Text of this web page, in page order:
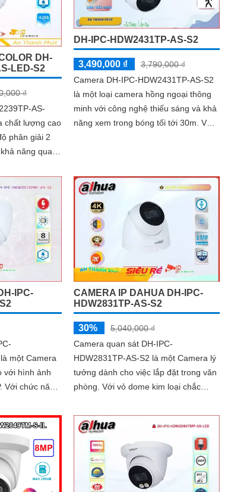
DH-
LED-S2
₫
AS-
chất lượng cao
năng quan
hơn nữa
DH-IPC-HDW2431TP-AS-S2
3,490,000 ₫
3,790,000 ₫
Camera DH-IPC-HDW2431TP-AS-S2
là một loại camera hồng ngoại thông
minh với công nghệ thiếu sáng và khả
năng xem trong bóng tối tới 30m. Với
IPC-
một Camera
với hình ảnh
CAMERA IP DAHUA DH-IPC-
HDW2831TP-AS-S2
30%
5,040,000 ₫
Camera quan sát DH-IPC-
HDW2831TP-AS-S2 là một Camera lý
tưởng dành cho việc lắp đặt trong văn
phòng. Với vỏ dome kim loại chắc
an toàn và bền bỉ cho người dùng